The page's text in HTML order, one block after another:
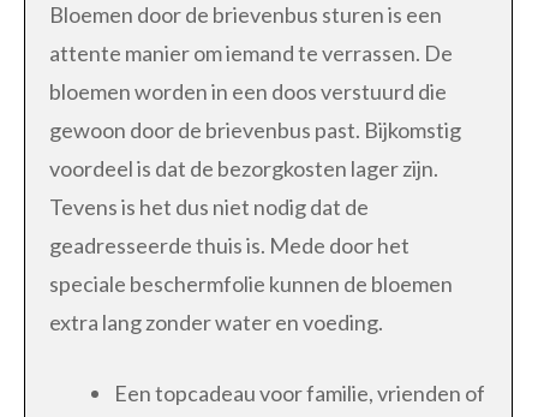
Bloemen door de brievenbus sturen is een
attente manier om iemand te verrassen. De
bloemen worden in een doos verstuurd die
gewoon door de brievenbus past. Bijkomstig
voordeel is dat de bezorgkosten lager zijn.
Tevens is het dus niet nodig dat de
geadresseerde thuis is. Mede door het
speciale beschermfolie kunnen de bloemen
extra lang zonder water en voeding.
Een topcadeau voor familie, vrienden of